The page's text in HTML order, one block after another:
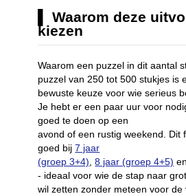
Waarom deze
kiezen
Waarom een puzzel in dit aantal
puzzel van 250 tot 500 stukjes is
bewuste keuze voor wie serieus
Je hebt er een paar uur voor
goed te doen op een
avond of een rustig weekend. Dit
goed bij7 jaar
(groep 3+4),8 jaar (groep 4+5)
- ideaal voor wie de stap naar
wil zetten zonder meteen voor de